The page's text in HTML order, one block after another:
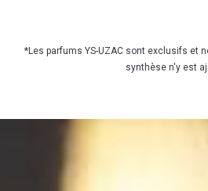
*Les parfums YS-UZAC sont exclusifs et
synthèse n'y est